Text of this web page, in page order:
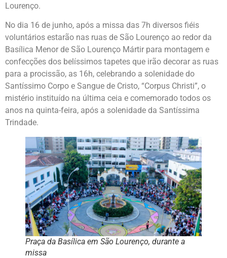
Lourenço.
No dia 16 de junho, após a missa das 7h diversos fiéis
voluntários estarão nas ruas de São Lourenço ao redor da
Basílica Menor de São Lourenço Mártir para montagem e
confecções dos belíssimos tapetes que irão decorar as ruas
para a procissão, as 16h, celebrando a solenidade do
Santíssimo Corpo e Sangue de Cristo, “Corpus Christi”, o
mistério instituído na última ceia e comemorado todos os
anos na quinta-feira, após a solenidade da Santíssima
Trindade.
Praça da Basílica em São Lourenço, durante a
missa